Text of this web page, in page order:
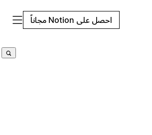
احصل على Notion مجاناً